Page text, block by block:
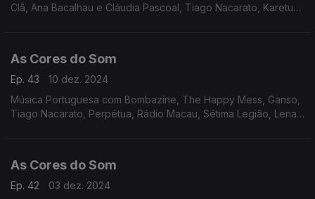
Clã, Ana Bacalhau e Cláudia Pascoal, Tiago Nacarato, Karetus
As Cores do Som
Ep. 43
10 dez. 2024
Música Portuguesa com Bombazine, The Happy Mess, Ganso,
Tiago Nacarato, Perpétua, Rádio Macau, Sétima Legião, Lena
As Cores do Som
Ep. 42
03 dez. 2024